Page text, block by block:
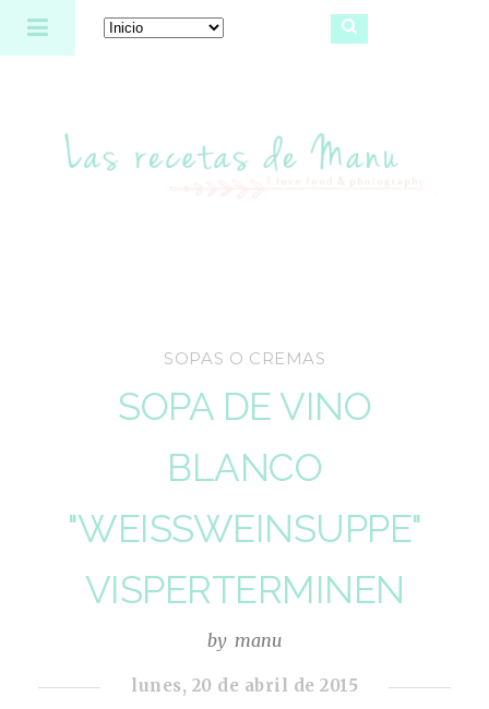
Las recetas de Manu
SOPAS O CREMAS
SOPA DE VINO
BLANCO
"WEISSWEINSUPPE"
VISPERTERMINEN
by manu
lunes, 20 de abril de 2015